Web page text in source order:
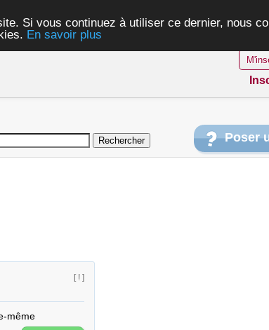
Si vous continuez à utiliser ce dernier, nous
En savoir plus
Poser
[ ! ]
même